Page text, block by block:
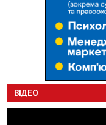
ВІДЕО